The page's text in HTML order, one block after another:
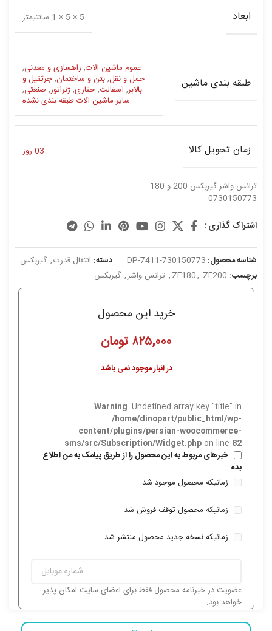
ابعاد 5 × 5 × 1 سانتیمتر
طبقه بندی ماشین
عموم ماشین آلات, راهسازی و معدنی,
حمل و نقل,بتن و ساختمان,جرثقیل و
بالابر,آسفالت,حفاری,ژنراتور, صنعتی,
سایر ماشین آلات طبقه بندی نشده
زمان تحویل کالا 03 روز
ترانس واشر گیربکس 200 و 180
0730150773
اشتراک گذاری :
شناسه محصول: DP-7411-730150773 دسته: انتقال قدرت, گیربکس
برچسب:
ZF180, ZF200
, ترانس واشر, گیربکس
خرید این محصول
۸۲۵,۰۰۰ تومان
در انبار موجود نمی باشد
Warning: Undefined array key "title" in
/home/dinopart/public_html/wp-
content/plugins/persian-woocommerce-
sms/src/Subscription/Widget.php on line 82
خبرهای مربوط به این محصول را از طریق پیامک به من اطلاع
بده
زمانیکه محصول موجود شد
زمانیکه محصول توقف فروش شد
زمانیکه نسخه جدید محصول منتشر شد
عضویت در خبرنامه محصول فقط برای اعضای سایت امکان پذیر
خواهد بود.